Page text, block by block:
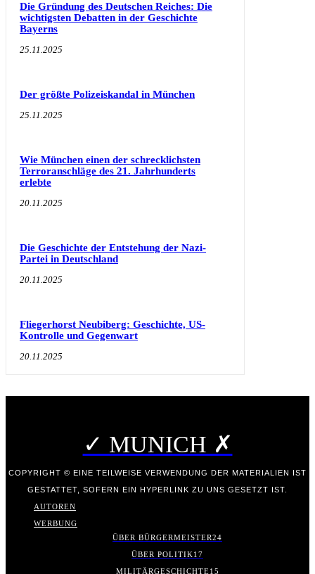
Die Gründung des Deutschen Reiches: Die
wichtigsten Debatten in der Geschichte
Bayerns
25.11.2025
Der größte Polizeiskandal in München
25.11.2025
Wie München einen der schrecklichsten
Terroranschläge des 21. Jahrhunderts
erlebte
20.11.2025
Die Geschichte der Entstehung der Nazi-
Partei in Deutschland
20.11.2025
Fliegerhorst Neubiberg: Geschichte, US-
Kontrolle und Gegenwart
20.11.2025
✓ MUNICH ✗
COPYRIGHT © EINE TEILWEISE VERWENDUNG DER MATERIALIEN IST
GESTATTET, SOFERN EIN HYPERLINK ZU UNS GESETZT IST.
AUTOREN
WERBUNG
ÜBER BÜRGERMEISTER24
ÜBER POLITIK17
MILITÄRGESCHICHTE15